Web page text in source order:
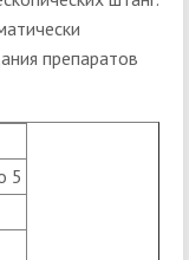
препаратов
5